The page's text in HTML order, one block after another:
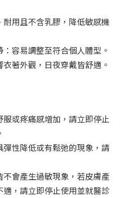
用且不含乳膠，降低敏感機
容易調整至符合個人體型。
著外觀，日夜穿戴皆舒適。
或疼痛感增加，請立即停止
性降低或有鬆弛的現象，請
不會產生過敏現象，若皮膚產
適，請立即停止使用並就醫診